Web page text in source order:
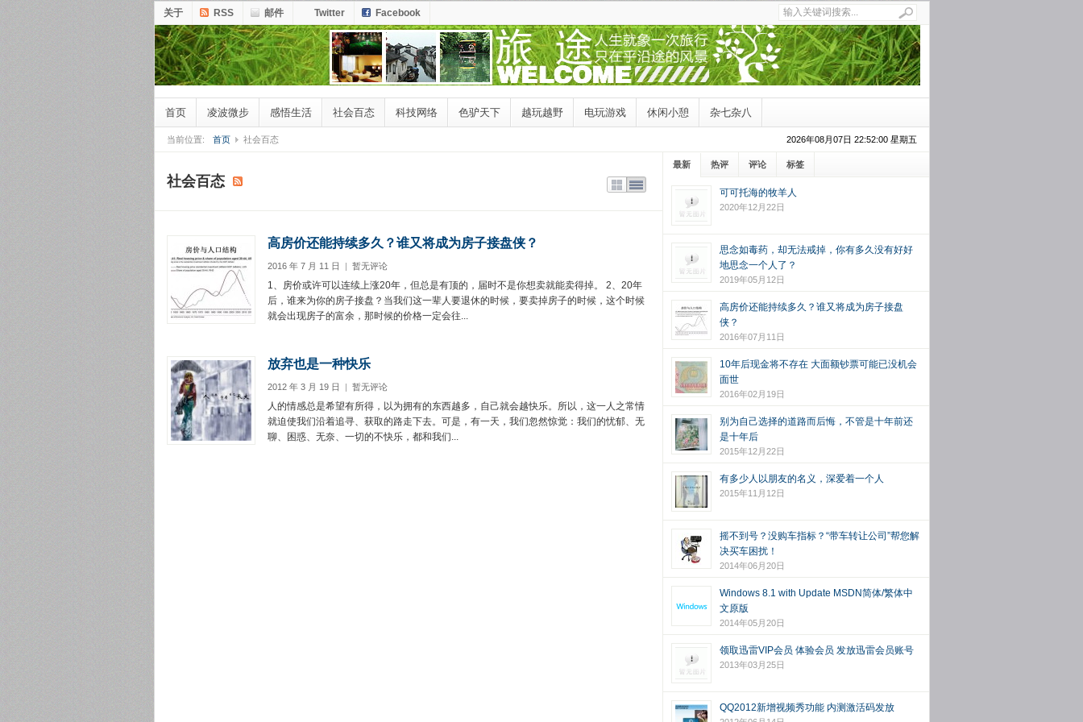
关于 RSS 邮件 Twitter Facebook
首页 凌波微步 感悟生活 社会百态 科技网络 色驴天下 越玩越野 电玩游戏 休闲小憩 杂七杂八
2026年08月07日 22:52:01 星期五
当前位置: 首页 社会百态
社会百态
高房价还能持续多久？谁又将成为房子接盘侠？
2016 年 7 月 11 日 | 暂无评论
1、房价或许可以连续上涨20年，但总是有顶的，届时不是你想卖就能卖得掉。 2、20年
后，谁来为你的房子接盘？当我们这一辈人要退休的时候，要卖掉房子的时候，这个时候
就会出现房子的富余，那时候的价格一定会往...
放弃也是一种快乐
2012 年 3 月 19 日 | 暂无评论
人的情感总是希望有所得，以为拥有的东西越多，自己就会越快乐。所以，这一人之常情
就迫使我们沿着追寻、获取的路走下去。可是，有一天，我们忽然惊觉：我们的忧郁、无
聊、困惑、无奈、一切的不快乐，都和我们...
最新 热评 评论 标签
可可托海的牧羊人
2020年12月22日
思念如毒药，却无法戒掉，你有多久没有好好
地思念一个人了？
2019年05月12日
高房价还能持续多久？谁又将成为房子接盘
侠？
2016年07月11日
10年后现金将不存在 大面额钞票可能已没机会
面世
2016年02月19日
别为自己选择的道路而后悔，不管是十年前还
是十年后
2015年12月22日
有多少人以朋友的名义，深爱着一个人
2015年11月12日
摇不到号？没购车指标？“带车转让公司”帮您解
决买车困扰！
2014年06月20日
Windows 8.1 with Update MSDN简体/繁体中
文原版
2014年05月20日
领取迅雷VIP会员 体验会员 发放迅雷会员账号
2013年03月25日
QQ2012新增视频秀功能 内测激活码发放